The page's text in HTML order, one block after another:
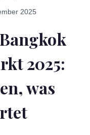
2025
2025:
was